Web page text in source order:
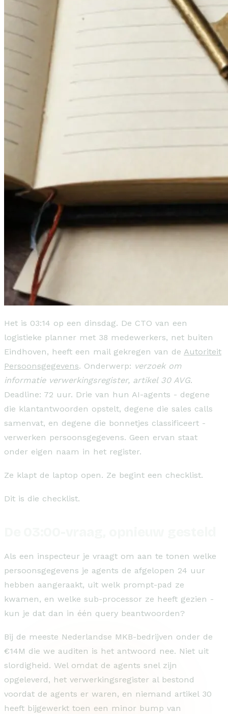
Het is 03:14 op een dinsdag. De CTO van een
logistieke planner met 38 medewerkers, net buiten
Eindhoven, heeft een mail gekregen van de Autoriteit
Persoonsgegevens. Onderwerp: verzoek om
informatie verwerkingsregister, artikel 30 AVG.
Deadline: 72 uur. Drie van hun AI-agents - degene
die klantantwoorden opstelt, degene die sales calls
samenvat, en degene die bonnetjes classificeert -
verwerken persoonsgegevens. Geen ervan staat
onder eigen naam in het register.
Ze klapt de laptop open. Ze begint een checklist.
Dit is die checklist.
Als een inspecteur je vraagt om aan te tonen welke
persoonsgegevens je agents de afgelopen 24 uur
hebben aangeraakt, uit welk prompt-pad ze
kwamen, en welke sub-processor ze heeft gezien -
kun je dat dan in één query beantwoorden?
Bij de meeste Nederlandse MKB-bedrijven onder de
€14M die we auditen is het antwoord nee. Niet uit
slordigheid. Wel omdat de agents snel zijn
opgeleverd, het verwerkingsregister al bestond
voordat de agents er waren, en niemand artikel 30
heeft bijgewerkt toen een minor bump van